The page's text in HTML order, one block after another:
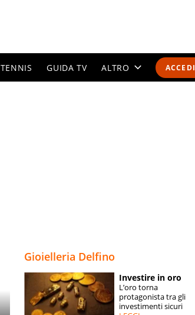
ACCEDI
TENNIS GUIDA TV ALTRO
SPECIALI
Gioielleria Delfino
Investire in oro
L’oro torna
protagonista tra gli
investimenti sicuri